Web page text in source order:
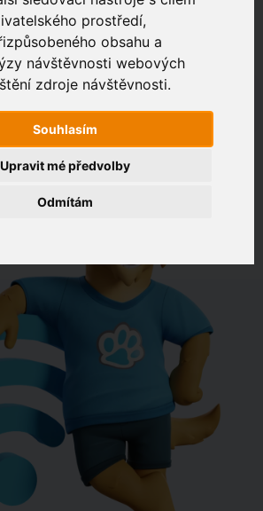
prostředí,
obsahu a
návštěvnosti webových
zdroje návštěvnosti.
Souhlasím
Odmítám
Upravit mé předvolby
na vaší adrese?